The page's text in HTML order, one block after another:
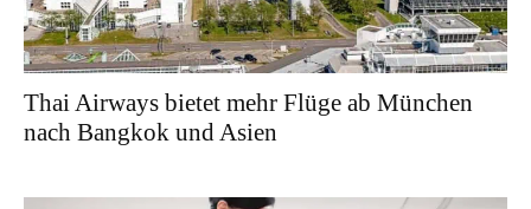
Thai Airways bietet mehr Flüge ab München
nach Bangkok und Asien